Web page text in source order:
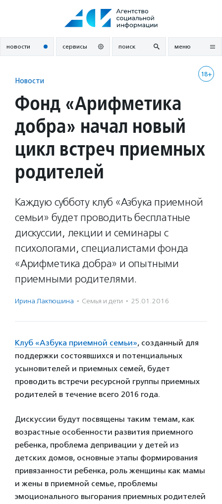
новости сервисы поиск меню
18+
Новости
Фонд «Арифметика
добра» начал новый
цикл встреч приемных
родителей
Каждую субботу клуб «Азбука приемной
семьи» будет проводить бесплатные
дискуссии, лекции и семинары с
психологами, специалистами фонда
«Арифметика добра» и опытными
приемными родителями.
Ирина Лактюшина · Семья и дети · 25.01.2016
Клуб «Азбука приемной семьи», созданный для
поддержки состоявшихся и потенциальных
усыновителей и приемных семей, будет
проводить встречи ресурсной группы приемных
родителей в течение всего 2016 года.
Дискуссии будут посвящены таким темам, как
возрастные особенности развития приемного
ребенка, проблема депривации у детей из
детских домов, основные этапы формирования
привязанности ребенка, роль женщины как мамы
и жены в приемной семье, проблемы
эмоционального выгорания приемных родителей